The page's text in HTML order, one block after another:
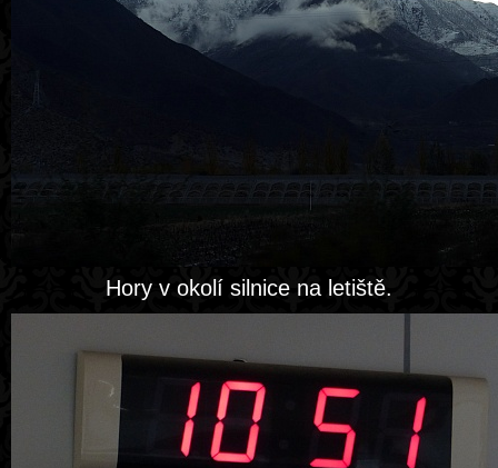
Hory v okolí silnice na letiště.